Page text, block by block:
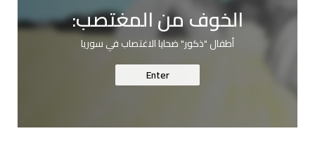
الخوف من المغتصب:
أطفال "ذكور" ضحايا الاغتصاب في سوريا
Enter